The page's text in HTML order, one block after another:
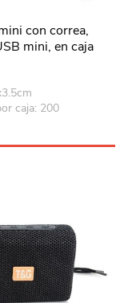
con correa,
mini, en caja
caja: 200